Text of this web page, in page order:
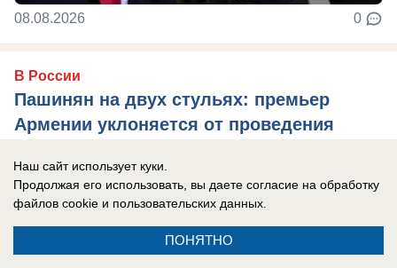
08.08.2026 0
В России
Пашинян на двух стульях: премьер
Армении уклоняется от проведения
Премьер Армении хочет получать нефть и газ из
РФ, поэтому откладывает референдум о
вступлении в ЕС.
Наш сайт использует куки.
Продолжая его использовать, вы даете согласие на обработку
файлов cookie и пользовательских данных.
ПОНЯТНО